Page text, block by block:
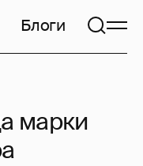
Блоги
марки